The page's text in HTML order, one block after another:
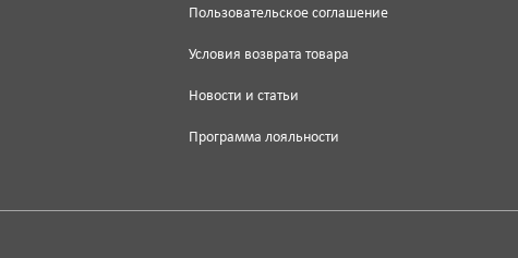
Пользовательское соглашение
Условия возврата товара
Новости и статьи
Программа лояльности